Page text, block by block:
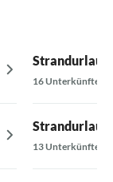
Strandurlaub
16 Unterkünfte
Strandurlaub
13 Unterkünfte